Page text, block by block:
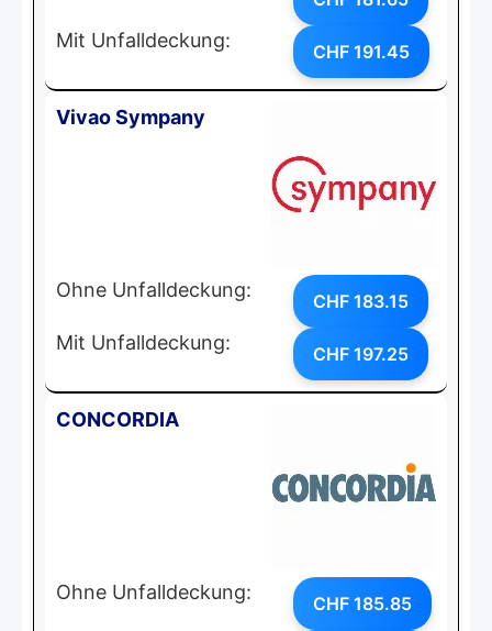
Mit Unfalldeckung: CHF 191.45
Vivao Sympany
Ohne Unfalldeckung: CHF 183.15
Mit Unfalldeckung: CHF 197.25
CONCORDIA
Ohne Unfalldeckung: CHF 185.85